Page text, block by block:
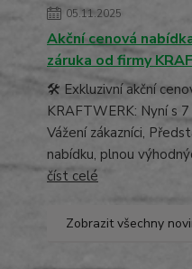
05.11.2025
Akční cenová
záruka od firmy
🛠️ Exkluzivní akční
KRAFTWERK: Nyní s
Vážení zákazníci,
nabídku, plnou
číst celé
Zobrazit všechny